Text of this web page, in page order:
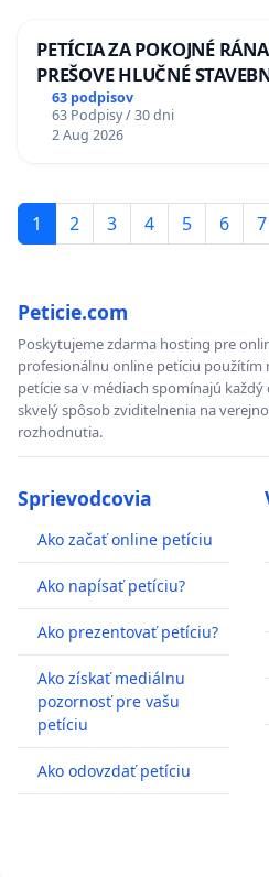
PETÍCIA ZA POKOJNÉ
PREŠOVE HLUČNÉ
LEN OD 9.00 DO 13.00
TÝŽDEŇ CIEĽ 8.00 – 18.00
KONTROLA STAVBY C-AREA
63 podpisov
63 Podpisy / 30 dni
2 Aug 2026
1 2 3 4 5 6 7
Peticie.com
Poskytujeme zdarma hosting pre
profesionálnu online petíciu použítím
petície sa v médiach spomínajú
skvelý spôsob zviditelnenia na
rozhodnutia.
Sprievodcovia
Ako začať online petíciu
Ako napísať petíciu?
Ako prezentovať petíciu?
Ako získať mediálnu
pozornosť pre vašu
petíciu
Ako odovzdať petíciu